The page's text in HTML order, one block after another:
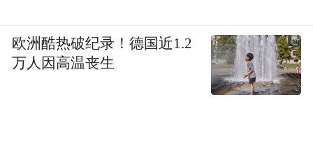
欧洲酷热破纪录！德国近1.2
万人因高温丧生